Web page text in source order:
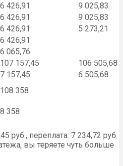
6 426,91
9 025,83
6 426,91
9 025,83
6 426,91
5 273,21
6 426,91
6 065,76
107 157,45
106 505,68
7 157,45
6 505,68
108 358
8 358
руб., переплата: 7 234,72 руб.
вы теряете чуть больше